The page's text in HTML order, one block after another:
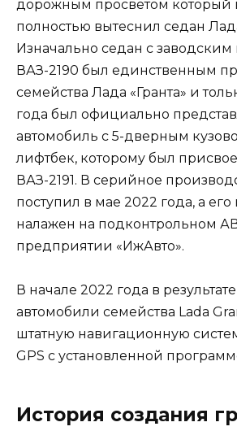
дорожным просветом который
полностью вытеснил седан
Изначально седан с
ВАЗ-2190 был единственным
семейства Лада «Гранта» и
года был официально
автомобиль с 5-дверным
лифтбек, которому был
ВАЗ-2191. В серийное
поступил в мае 2022 года, а
налажен на подконтрольном
предприятии «ИжАвто».
В начале 2022 года в
автомобили семейства Lada
штатную навигационную
GPS с установленной
История создания